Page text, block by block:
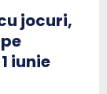
jocuri,
iunie